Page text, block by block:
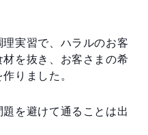
実習で、ハラルのお客
を抜き、お客さまの希
りました。
を避けて通ることは出